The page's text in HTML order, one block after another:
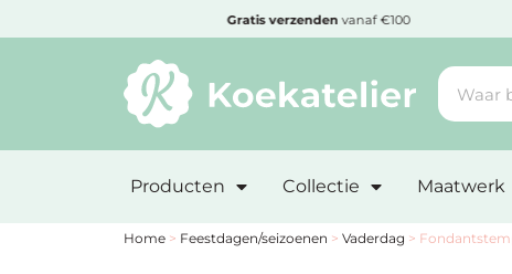
Gratis verzendenvanaf €100
Producten Collectie Maatwerk
Home > Feestdagen/seizoenen > Vaderdag >